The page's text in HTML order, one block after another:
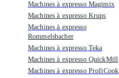
Machines à expresso Magimix
Machines à expresso Krups
Machines à expresso
Rommelsbacher
Machines à expresso Teka
Machines à expresso QuickMill
Machines à expresso ProfiCook